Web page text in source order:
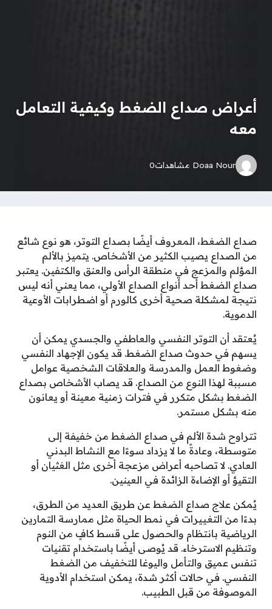
أعراض صداع الضغط وكيفية التعامل
معه
Doaa Nour مشاهدات0
صداع الضغط، المعروف أيضًا بصداع التوتر، هو نوع شائع
من الصداع يصيب الكثير من الأشخاص. يتميز بالألم
المؤلم والمزعج في منطقة الرأس والعنق والكتفين. يعتبر
صداع الضغط أحد أنواع الصداع الأولي، مما يعني أنه ليس
نتيجة لمشكلة صحية أخرى كالورم أو اضطرابات الأوعية
الدموية.
يُعتقد أن التوتر النفسي والعاطفي والجسدي يمكن أن
يسهم في حدوث صداع الضغط. قد يكون الإجهاد النفسي
وضغوط العمل والمدرسة والعلاقات الشخصية عوامل
مسببة لهذا النوع من الصداع. قد يصاب الأشخاص بصداع
الضغط بشكل متكرر في فترات زمنية معينة أو يعانون
منه بشكل مستمر.
تتراوح شدة الألم في صداع الضغط من خفيفة إلى
متوسطة، وعادةً ما لا يزداد سوءًا مع النشاط البدني
العادي. لا تصاحبه أعراض مزعجة أخرى مثل الغثيان أو
التقيؤ أو الإضاءة الزائدة في العينين.
يُمكن علاج صداع الضغط عن طريق العديد من الطرق،
بدءًا من التغييرات في نمط الحياة مثل ممارسة التمارين
الرياضية بانتظام والحصول على قسط كافٍ من النوم
وتنظيم الاسترخاء. قد يُوصى أيضًا باستخدام تقنيات
تنفس عميق والتأمل واليوغا للتخفيف من الضغط
النفسي. في حالات أكثر شدة، يمكن استخدام الأدوية
الموصوفة من قبل الطبيب.